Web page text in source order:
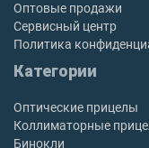
Оптовые продажи
Сервисный центр
Политика
Категории
Оптические прицелы
Коллиматорные
Бинокли